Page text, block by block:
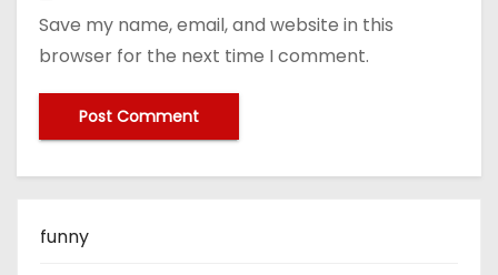
Save my name, email, and website in this
browser for the next time I comment.
funny